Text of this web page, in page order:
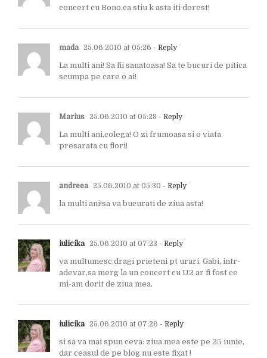
concert cu Bono,ca stiu k asta iti dorest!
mada 25.06.2010 at 05:26 - Reply
La multi ani! Sa fii sanatoasa! Sa te bucuri de pitica
scumpa pe care o ai!
Marius 25.06.2010 at 05:28 - Reply
La multi ani,colega! O zi frumoasa si o viata
presarata cu flori!
andreea 25.06.2010 at 05:30 - Reply
la multi ani!sa va bucurati de ziua asta!
iulicika 25.06.2010 at 07:23 - Reply
va multumesc,dragi prieteni pt urari. Gabi, intr-
adevar,sa merg la un concert cu U2 ar fi fost ce
mi-am dorit de ziua mea.
iulicika 25.06.2010 at 07:26 - Reply
si sa va mai spun ceva: ziua mea este pe 25 iunie,
dar ceasul de pe blog nu este fixat !